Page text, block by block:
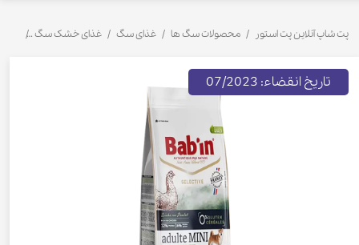
خروج از حساب کاربری
پت شاپ آنلاین پت استور محصولات سگ ها غذای سگ غذای خشک سگ
تاریخ انقضاء: 07/2023